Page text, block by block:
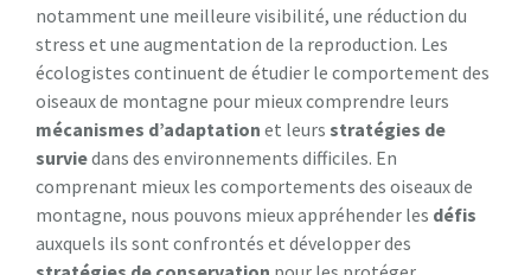
notamment une meilleure visibilité, une réduction du
stress et une augmentation de la reproduction. Les
écologistes continuent de étudier le comportement des
oiseaux de montagne pour mieux comprendre leurs
mécanismes d’adaptation et leurs stratégies de
surviedans des environnements difficiles. En
comprenant mieux les comportements des oiseaux de
montagne, nous pouvons mieux appréhender les défis
auxquels ils sont confrontés et développer des